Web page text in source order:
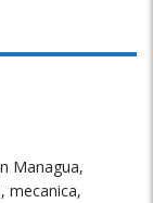
Managua,
mecanica,